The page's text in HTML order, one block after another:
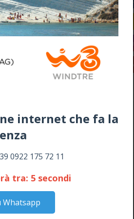
internet che fa la
0922 175 72 11
tra: 4 secondi
Whatsapp